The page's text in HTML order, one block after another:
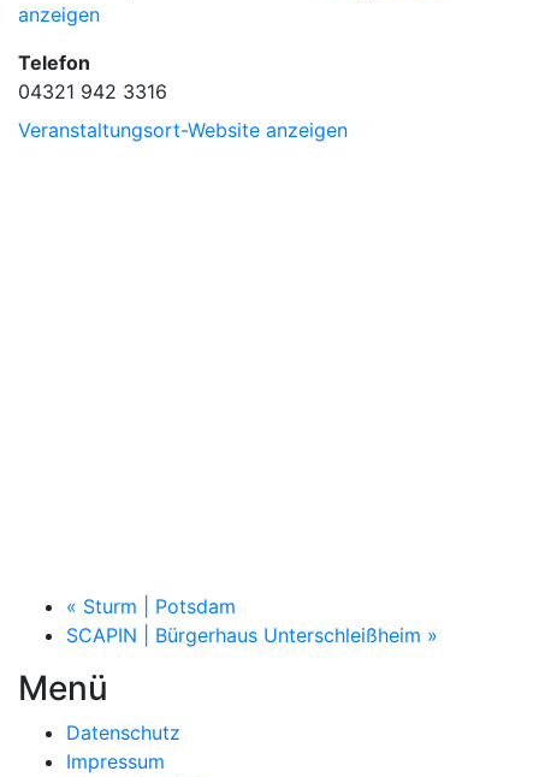
anzeigen
Telefon
04321 942 3316
Veranstaltungsort-Website anzeigen
« Sturm | Potsdam
SCAPIN | Bürgerhaus Unterschleißheim »
Menü
Datenschutz
Impressum